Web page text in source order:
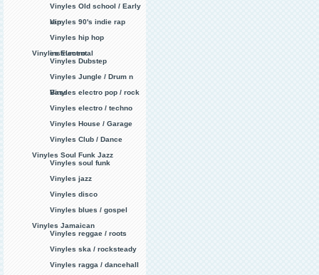
Vinyles Old school / Early
rap
Vinyles 90's indie rap
Vinyles hip hop
instrumental
Vinyles Electro
Vinyles Dubstep
Vinyles Jungle / Drum n
Bass
Vinyles electro pop / rock
Vinyles electro / techno
Vinyles House / Garage
Vinyles Club / Dance
Vinyles Soul Funk Jazz
Vinyles soul funk
Vinyles jazz
Vinyles disco
Vinyles blues / gospel
Vinyles Jamaican
Vinyles reggae / roots
Vinyles ska / rocksteady
Vinyles ragga / dancehall